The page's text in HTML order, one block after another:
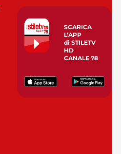
SCARICA
L’APP
di STILETV
HD
CANALE 78